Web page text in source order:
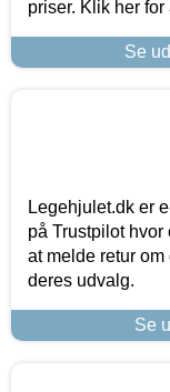
priser. Klik her
Se
Legehjulet.dk er
på Trustpilot hvor
at melde retur
deres udvalg.
Se